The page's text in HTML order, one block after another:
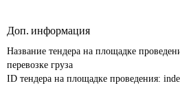
Доп. информация
Название тендера на площадке
перевозке груза
ID тендера на площадке проведения: